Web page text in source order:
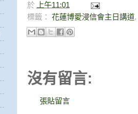
於
上午11:01
標籤： 花蓮博愛浸信會主日講道,
沒有留言:
張貼留言